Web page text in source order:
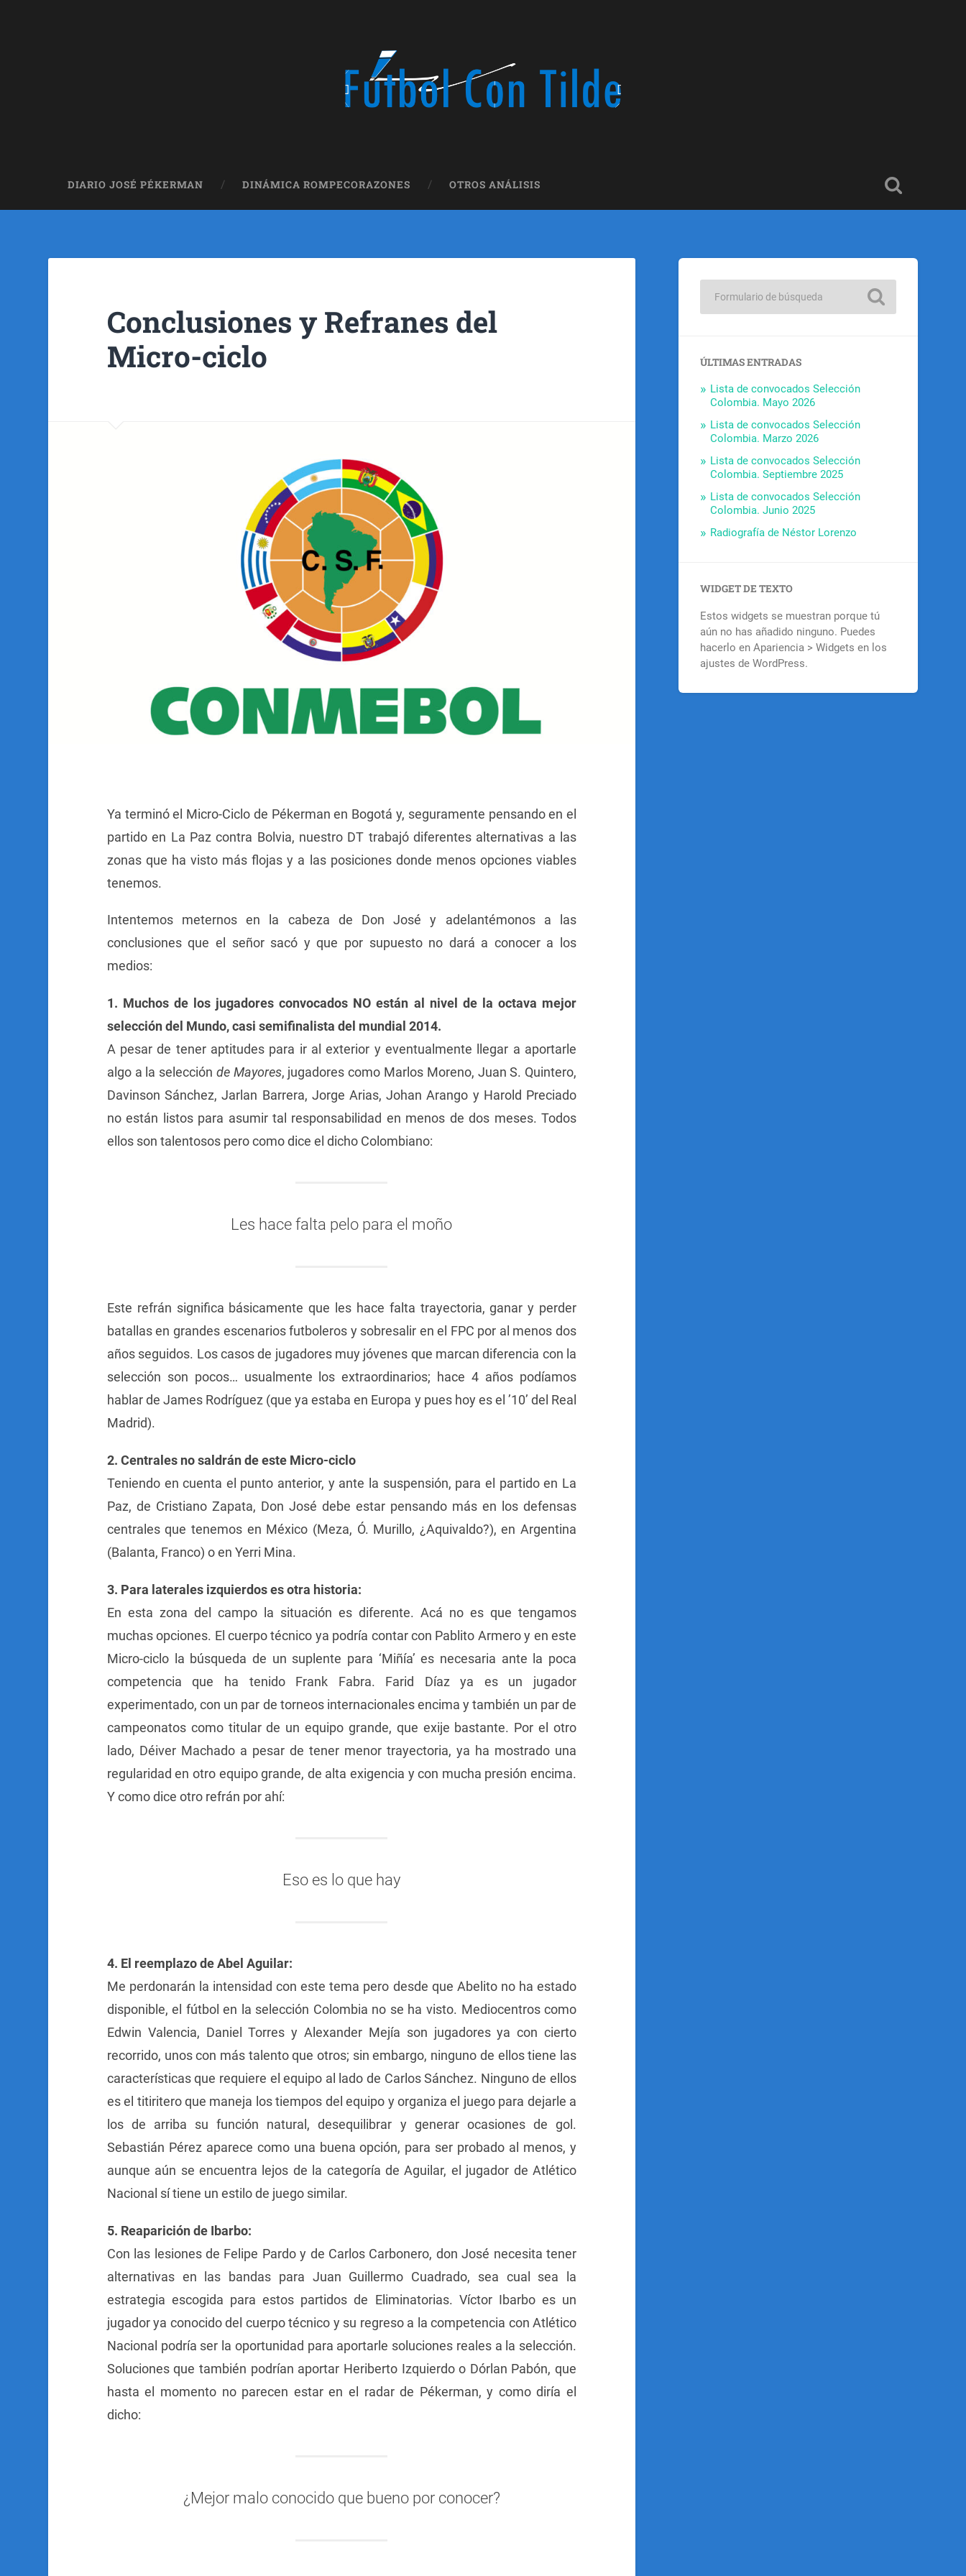
DIARIO JOSÉ PÉKERMAN DINÁMICA ROMPECORAZONES OTROS ANÁLISIS
Conclusiones y Refranes del
Micro-ciclo
Ya terminó el Micro-Ciclo de Pékerman en Bogotá y, seguramente pensando en el
partido en La Paz contra Bolvia, nuestro DT trabajó diferentes alternativas a las
zonas que ha visto más flojas y a las posiciones donde menos opciones viables
tenemos.
Intentemos meternos en la cabeza de Don José y adelantémonos a las
conclusiones que el señor sacó y que por supuesto no dará a conocer a los
medios:
1. Muchos de los jugadores convocados NO están al nivel de la octava mejor
selección del Mundo, casi semifinalista del mundial 2014.
A pesar de tener aptitudes para ir al exterior y eventualmente llegar a aportarle
algo a la selección de Mayores, jugadores como Marlos Moreno, Juan S. Quintero,
Davinson Sánchez, Jarlan Barrera, Jorge Arias, Johan Arango y Harold Preciado
no están listos para asumir tal responsabilidad en menos de dos meses. Todos
ellos son talentosos pero como dice el dicho Colombiano:
Les hace falta pelo para el moño
Este refrán significa básicamente que les hace falta trayectoria, ganar y perder
batallas en grandes escenarios futboleros y sobresalir en el FPC por al menos dos
años seguidos. Los casos de jugadores muy jóvenes que marcan diferencia con la
selección son pocos… usualmente los extraordinarios; hace 4 años podíamos
hablar de James Rodríguez (que ya estaba en Europa y pues hoy es el ’10’ del Real
Madrid).
2. Centrales no saldrán de este Micro-ciclo
Teniendo en cuenta el punto anterior, y ante la suspensión, para el partido en La
Paz, de Cristiano Zapata, Don José debe estar pensando más en los defensas
centrales que tenemos en México (Meza, Ó. Murillo, ¿Aquivaldo?), en Argentina
(Balanta, Franco) o en Yerri Mina.
3. Para laterales izquierdos es otra historia:
En esta zona del campo la situación es diferente. Acá no es que tengamos
muchas opciones. El cuerpo técnico ya podría contar con Pablito Armero y en este
Micro-ciclo la búsqueda de un suplente para ‘Miñía’ es necesaria ante la poca
competencia que ha tenido Frank Fabra. Farid Díaz ya es un jugador
experimentado, con un par de torneos internacionales encima y también un par de
campeonatos como titular de un equipo grande, que exije bastante. Por el otro
lado, Déiver Machado a pesar de tener menor trayectoria, ya ha mostrado una
regularidad en otro equipo grande, de alta exigencia y con mucha presión encima.
Y como dice otro refrán por ahí:
Eso es lo que hay
4. El reemplazo de Abel Aguilar:
Me perdonarán la intensidad con este tema pero desde que Abelito no ha estado
disponible, el fútbol en la selección Colombia no se ha visto. Mediocentros como
Edwin Valencia, Daniel Torres y Alexander Mejía son jugadores ya con cierto
recorrido, unos con más talento que otros; sin embargo, ninguno de ellos tiene las
características que requiere el equipo al lado de Carlos Sánchez. Ninguno de ellos
es el titiritero que maneja los tiempos del equipo y organiza el juego para dejarle a
los de arriba su función natural, desequilibrar y generar ocasiones de gol.
Sebastián Pérez aparece como una buena opción, para ser probado al menos, y
aunque aún se encuentra lejos de la categoría de Aguilar, el jugador de Atlético
Nacional sí tiene un estilo de juego similar.
5. Reaparición de Ibarbo:
Con las lesiones de Felipe Pardo y de Carlos Carbonero, don José necesita tener
alternativas en las bandas para Juan Guillermo Cuadrado, sea cual sea la
estrategia escogida para estos partidos de Eliminatorias. Víctor Ibarbo es un
jugador ya conocido del cuerpo técnico y su regreso a la competencia con Atlético
Nacional podría ser la oportunidad para aportarle soluciones reales a la selección.
Soluciones que también podrían aportar Heriberto Izquierdo o Dórlan Pabón, que
hasta el momento no parecen estar en el radar de Pékerman, y como diría el
dicho:
¿Mejor malo conocido que bueno por conocer?
ÚLTIMAS ENTRADAS
Lista de convocados Selección
Colombia. Mayo 2026
Lista de convocados Selección
Colombia. Marzo 2026
Lista de convocados Selección
Colombia. Septiembre 2025
Lista de convocados Selección
Colombia. Junio 2025
Radiografía de Néstor Lorenzo
WIDGET DE TEXTO
Estos widgets se muestran porque tú
aún no has añadido ninguno. Puedes
hacerlo en Apariencia > Widgets en los
ajustes de WordPress.